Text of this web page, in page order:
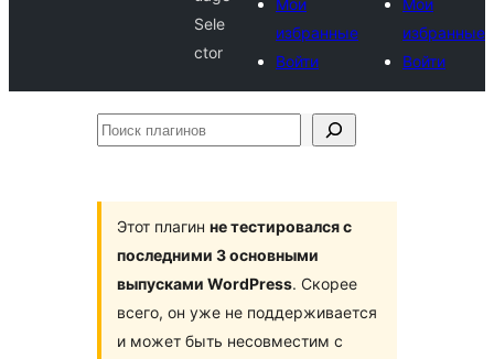
Sele
ctor
Мои
избранные
Войти
Мои
избранные
Войти
Поиск
Этот плагин не тестировался с
последними 3 основными
выпусками WordPress. Скорее
всего, он уже не поддерживается
и может быть несовместим с